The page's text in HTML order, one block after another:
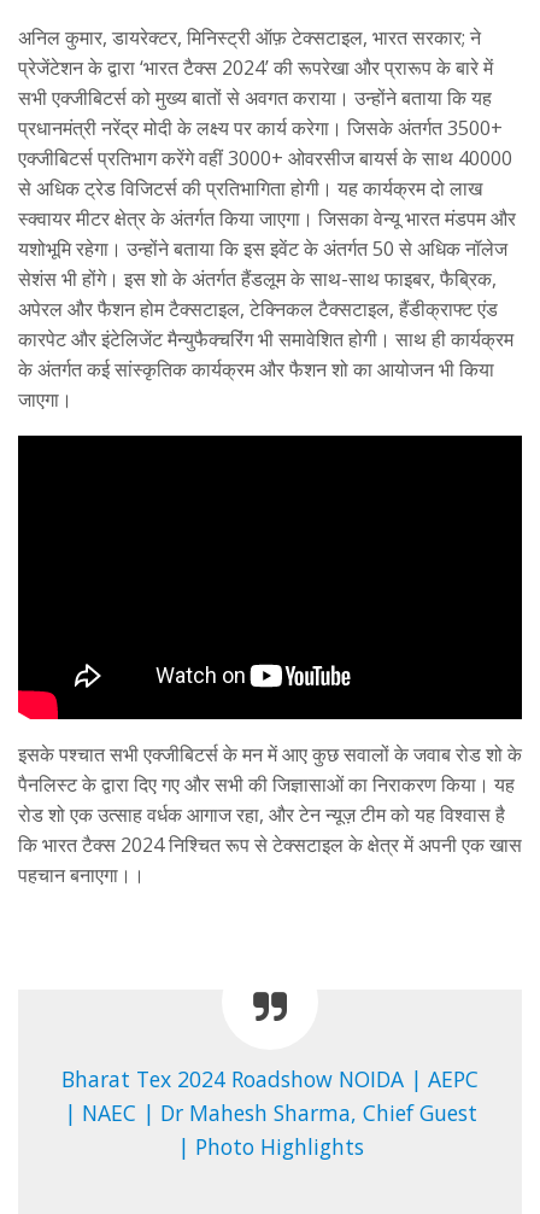
अनिल कुमार, डायरेक्टर, मिनिस्ट्री ऑफ़ टेक्सटाइल, भारत सरकार; ने
प्रेजेंटेशन के द्वारा ‘भारत टैक्स 2024’ की रूपरेखा और प्रारूप के बारे में
सभी एक्जीबिटर्स को मुख्य बातों से अवगत कराया। उन्होंने बताया कि यह
प्रधानमंत्री नरेंद्र मोदी के लक्ष्य पर कार्य करेगा। जिसके अंतर्गत 3500+
एक्जीबिटर्स प्रतिभाग करेंगे वहीं 3000+ ओवरसीज बायर्स के साथ 40000
से अधिक ट्रेड विजिटर्स की प्रतिभागिता होगी। यह कार्यक्रम दो लाख
स्क्वायर मीटर क्षेत्र के अंतर्गत किया जाएगा। जिसका वेन्यू भारत मंडपम और
यशोभूमि रहेगा। उन्होंने बताया कि इस इवेंट के अंतर्गत 50 से अधिक नॉलेज
सेशंस भी होंगे। इस शो के अंतर्गत हैंडलूम के साथ-साथ फाइबर, फैब्रिक,
अपेरल और फैशन होम टैक्सटाइल, टेक्निकल टैक्सटाइल, हैंडीक्राफ्ट एंड
कारपेट और इंटेलिजेंट मैन्युफैक्चरिंग भी समावेशित होगी। साथ ही कार्यक्रम
के अंतर्गत कई सांस्कृतिक कार्यक्रम और फैशन शो का आयोजन भी किया
जाएगा।
इसके पश्चात सभी एक्जीबिटर्स के मन में आए कुछ सवालों के जवाब रोड शो के
पैनलिस्ट के द्वारा दिए गए और सभी की जिज्ञासाओं का निराकरण किया। यह
रोड शो एक उत्साह वर्धक आगाज रहा, और टेन न्यूज़ टीम को यह विश्वास है
कि भारत टैक्स 2024 निश्चित रूप से टेक्सटाइल के क्षेत्र में अपनी एक खास
पहचान बनाएगा।।
Bharat Tex 2024 Roadshow NOIDA | AEPC
| NAEC | Dr Mahesh Sharma, Chief Guest
| Photo Highlights